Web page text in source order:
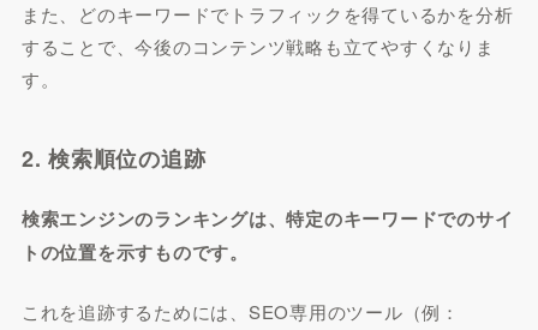
また、どのキーワードでトラフィックを得ているかを分析
することで、今後のコンテンツ戦略も立てやすくなりま
す。
2. 検索順位の追跡
検索エンジンのランキングは、特定のキーワードでのサイ
トの位置を示すものです。
これを追跡するためには、SEO専用のツール（例：